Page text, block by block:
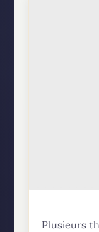
Plusieurs